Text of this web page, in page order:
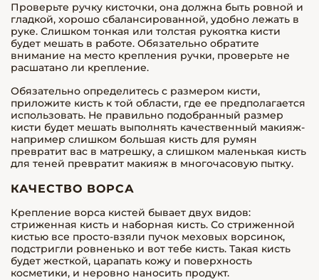
Проверьте ручку кисточки, она должна быть ровной и
гладкой, хорошо сбалансированной, удобно лежать в
руке. Слишком тонкая или толстая рукоятка кисти
будет мешать в работе. Обязательно обратите
внимание на место крепления ручки, проверьте не
расшатано ли крепление.
Обязательно определитесь с размером кисти,
приложите кисть к той области, где ее предполагается
использовать. Не правильно подобранный размер
кисти будет мешать выполнять качественный макияж-
например слишком большая кисть для румян
превратит вас в матрешку, а слишком маленькая кисть
для теней превратит макияж в многочасовую пытку.
КАЧЕСТВО ВОРСА
Крепление ворса кистей бывает двух видов:
стриженная кисть и наборная кисть. Со стриженной
кистью все просто-взяли пучок меховых ворсинок,
подстригли ровненько и вот тебе кисть. Такая кисть
будет жесткой, царапать кожу и поверхность
косметики, и неровно наносить продукт.